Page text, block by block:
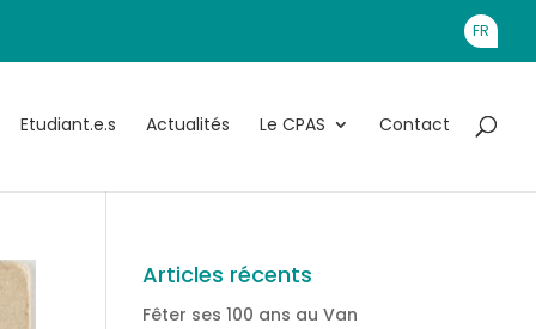
FR
Etudiant.e.s Actualités Le CPAS Contact
Articles récents
Fêter ses 100 ans au Van